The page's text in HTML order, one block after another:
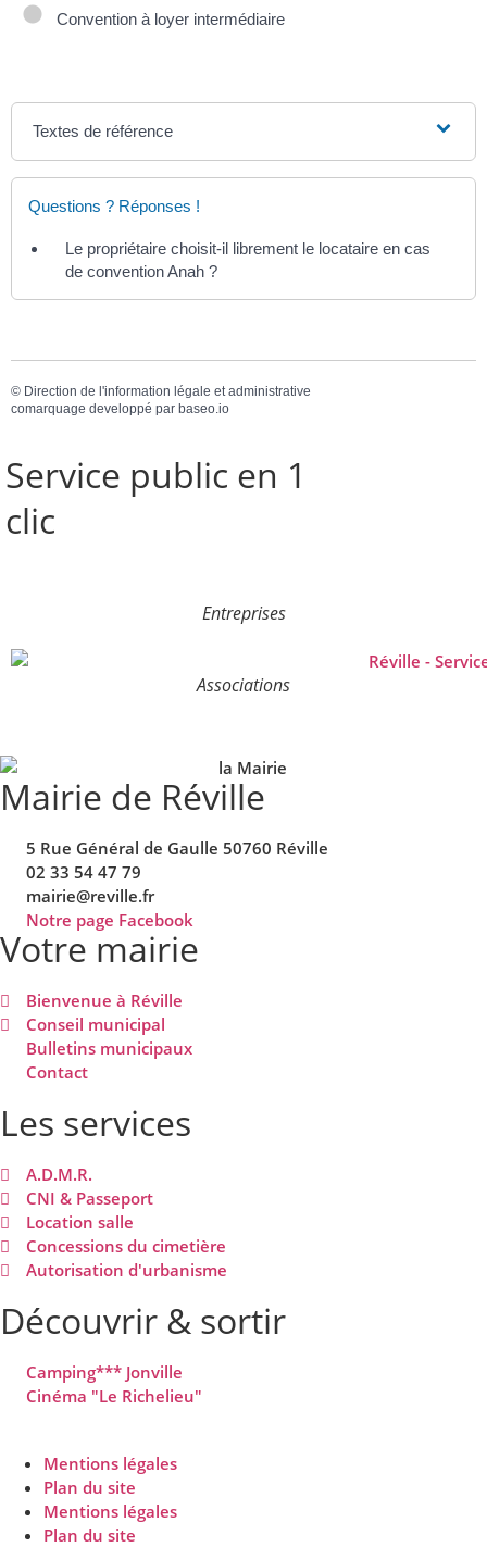
Convention à loyer intermédiaire
Textes de référence
Questions ? Réponses !
Le propriétaire choisit-il librement le locataire en cas
de convention Anah ?
© Direction de l'information légale et administrative
comarquage developpé par baseo.io
Service public en 1
clic
Entreprises
Associations
Mairie de Réville
5 Rue Général de Gaulle 50760 Réville
02 33 54 47 79
mairie@reville.fr
Notre page Facebook
Votre mairie
Bienvenue à Réville
Conseil municipal
Bulletins municipaux
Contact
Les services
A.D.M.R.
CNI & Passeport
Location salle
Concessions du cimetière
Autorisation d'urbanisme
Découvrir & sortir
Camping*** Jonville
Cinéma "Le Richelieu"
Mentions légales
Plan du site
Mentions légales
Plan du site